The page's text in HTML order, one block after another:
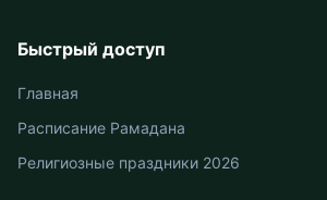
Быстрый доступ
Главная
Расписание Рамадана
Религиозные праздники 2026